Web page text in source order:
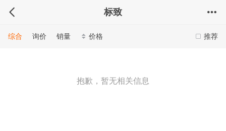
标致
推荐
综合 询价 销量 价格
抱歉，暂无相关信息